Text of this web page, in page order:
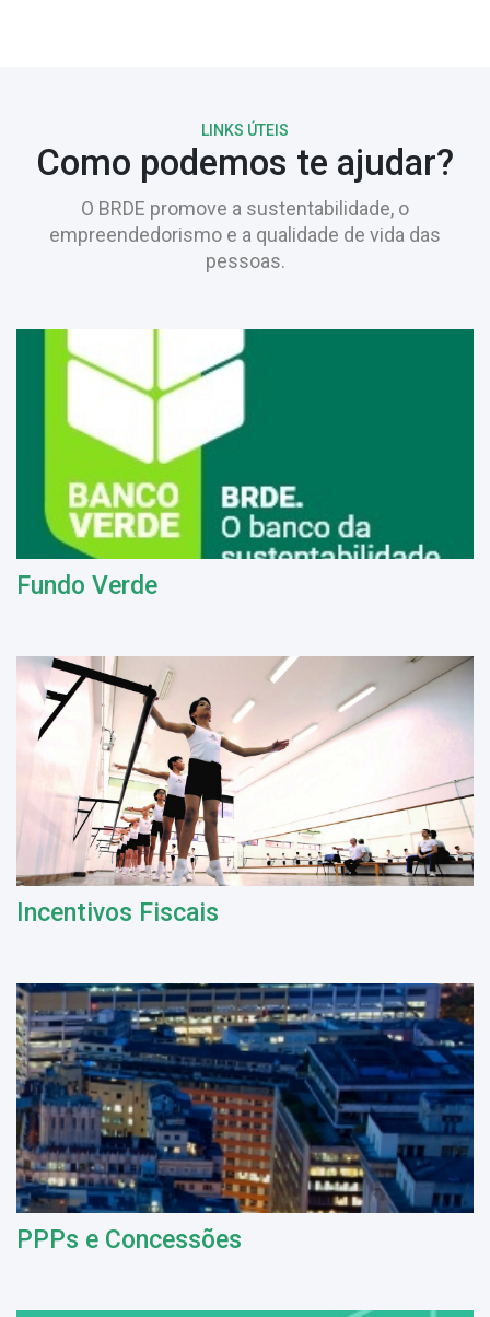
LINKS ÚTEIS
Como podemos te ajudar?
O BRDE promove a sustentabilidade, o
empreendedorismo e a qualidade de vida das
pessoas.
Fundo Verde
Incentivos Fiscais
PPPs e Concessões